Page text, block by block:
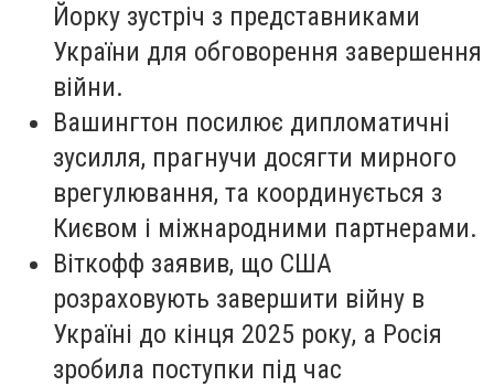
Йорку зустріч з представниками
України для обговорення завершення
війни.
Вашингтон посилює дипломатичні
зусилля, прагнучи досягти мирного
врегулювання, та координується з
Києвом і міжнародними партнерами.
Віткофф заявив, що США
розраховують завершити війну в
Україні до кінця 2025 року, а Росія
зробила поступки під час